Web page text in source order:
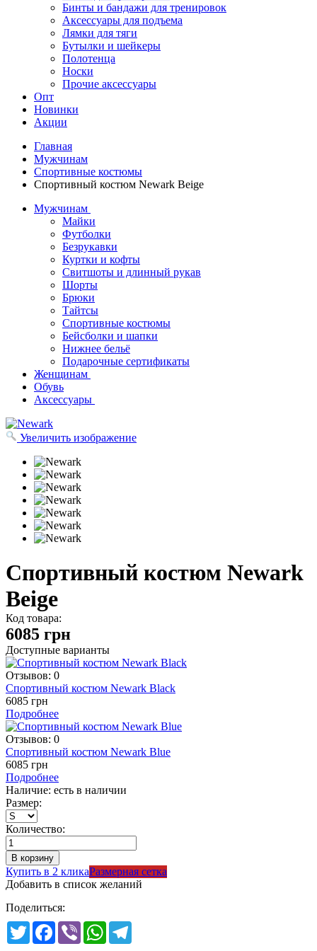
Бинты и бандажи для тренировок
Аксессуары для подъема
Лямки для тяги
Бутылки и шейкеры
Полотенца
Носки
Прочие аксессуары
Опт
Новинки
Акции
Главная
Мужчинам
Спортивные костюмы
Спортивный костюм Newark Beige
Мужчинам
Майки
Футболки
Безрукавки
Куртки и кофты
Свитшоты и длинный рукав
Шорты
Брюки
Тайтсы
Спортивные костюмы
Бейсболки и шапки
Нижнее бельё
Подарочные сертификаты
Женщинам
Обувь
Аксессуары
Увеличить изображение
Спортивный костюм Newark
Beige
Код товара:
6085 грн
Доступные варианты
Отзывов: 0
Спортивный костюм Newark Black
6085 грн
Подробнее
Отзывов: 0
Спортивный костюм Newark Blue
6085 грн
Подробнее
Наличие: есть в наличии
Размер:
Количество:
Купить в 2 кликаРазмерная сетка
Добавить в список желаний
Поделиться:
TwitterFacebook
Viber WhatsApp